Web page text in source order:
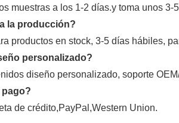
muestras a los 1-2 días.y toma unos
la producción?
productos en stock, 3-5 días hábiles,
personalizado?
diseño personalizado, soporte
pago?
de crédito,PayPal,Western Union.